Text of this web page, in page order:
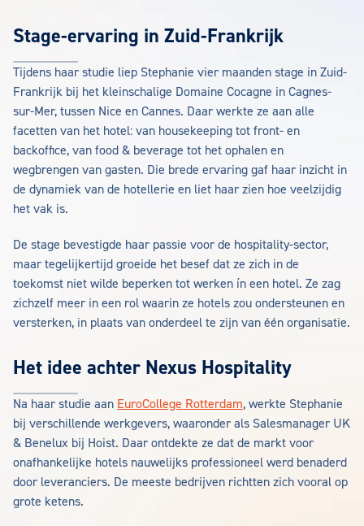
Stage-ervaring in Zuid-Frankrijk
Tijdens haar studie liep Stephanie vier maanden stage in Zuid-
Frankrijk bij het kleinschalige Domaine Cocagne in Cagnes-
sur-Mer, tussen Nice en Cannes. Daar werkte ze aan alle
facetten van het hotel: van housekeeping tot front- en
backoffice, van food & beverage tot het ophalen en
wegbrengen van gasten. Die brede ervaring gaf haar inzicht in
de dynamiek van de hotellerie en liet haar zien hoe veelzijdig
het vak is.
De stage bevestigde haar passie voor de hospitality-sector,
maar tegelijkertijd groeide het besef dat ze zich in de
toekomst niet wilde beperken tot werken ín een hotel. Ze zag
zichzelf meer in een rol waarin ze hotels zou ondersteunen en
versterken, in plaats van onderdeel te zijn van één organisatie.
Het idee achter Nexus Hospitality
Na haar studie aan EuroCollege Rotterdam, werkte Stephanie
bij verschillende werkgevers, waaronder als Salesmanager UK
& Benelux bij Hoist. Daar ontdekte ze dat de markt voor
onafhankelijke hotels nauwelijks professioneel werd benaderd
door leveranciers. De meeste bedrijven richtten zich vooral op
grote ketens.